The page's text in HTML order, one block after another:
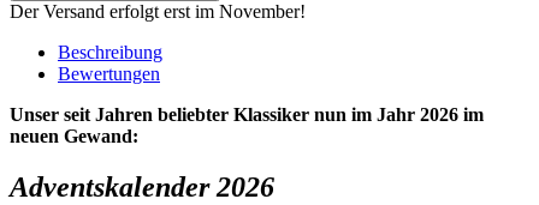
Der Versand erfolgt erst im November!
Beschreibung
Bewertungen
Unser seit Jahren beliebter Klassiker nun im Jahr 2026 im
neuen Gewand:
Adventskalender 2026